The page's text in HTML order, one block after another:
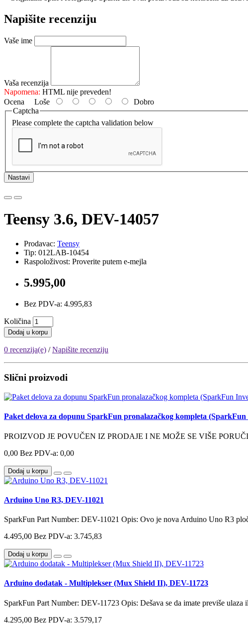
Napišite recenziju
Vaše ime
Vaša recenzija
Napomena: HTML nije preveden!
Ocena Loše
Dobro
Captcha
Please complete the captcha validation below
Nastavi
Teensy 3.6, DEV-14057
Prodavac: Teensy
Tip: 012LAB-10454
Raspoloživost: Proverite putem e-mejla
5.995,00
Bez PDV-a: 4.995,83
Količina
Dodaj u korpu
0 recenzija(e) /Napišite recenziju
Slični proizvodi
Paket delova za dopunu SparkFun pronalazačkog kompleta
PROIZVOD JE POVUČEN IZ PRODAJE I NE MOŽE SE VIŠE
0,00 Bez PDV-a: 0,00
Dodaj u korpu
Arduino Uno R3, DEV-11021
SparkFun Part Number: DEV-11021 Opis: Ovo je nova Arduino Uno R3
4.495,00 Bez PDV-a: 3.745,83
Dodaj u korpu
Arduino dodatak - Multiplekser (Mux Shield II), DEV-11723
SparkFun Part Number: DEV-11723 Opis: Dešava se da imate previše ulaza
4.295,00 Bez PDV-a: 3.579,17